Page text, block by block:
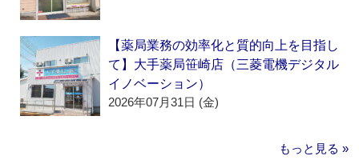
【薬局業務の効率化と質的向上を目指し
て】大手薬局笹崎店（三菱電機デジタル
イノベーション）
2026年07月31日 (金)
もっと見る »